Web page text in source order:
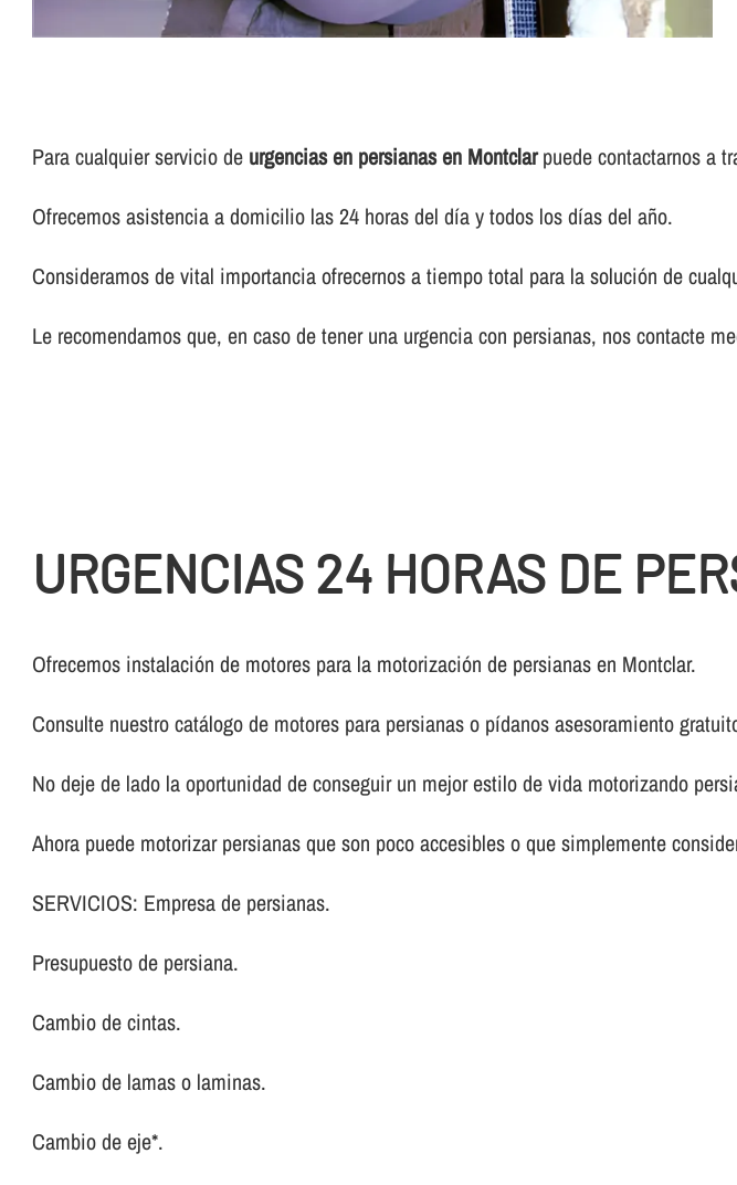
Para cualquier servicio de urgencias en persianas en Montclarpuede contactarnos a
Ofrecemos asistencia a domicilio las 24 horas del dí­a y todos los dí­as del año.
Consideramos de vital importancia ofrecernos a tiempo total para la solución de
Le recomendamos que, en caso de tener una urgencia con persianas, nos contacte
URGENCIAS 24 HORAS DE
Ofrecemos instalación de motores para la motorización de persianas en Montclar.
Consulte nuestro catálogo de motores para persianas o pí­danos asesoramiento
No deje de lado la oportunidad de conseguir un mejor estilo de vida motorizando
Ahora puede motorizar persianas que son poco accesibles o que simplemente
SERVICIOS: Empresa de persianas.
Presupuesto de persiana.
Cambio de cintas.
Cambio de lamas o laminas.
Cambio de eje*.